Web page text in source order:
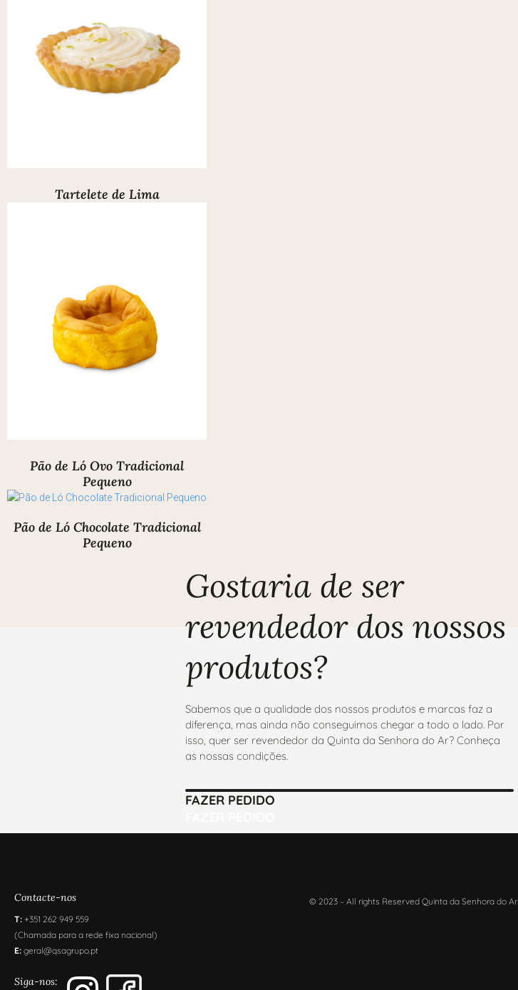
Tartelete de Lima
Pão de Ló Ovo Tradicional
Pequeno
Pão de Ló Chocolate Tradicional
Pequeno
Gostaria de ser
revendedor dos nossos
produtos?
Sabemos que a qualidade dos nossos produtos e marcas faz a
diferença, mas ainda não conseguimos chegar a todo o lado. Por
isso, quer ser revendedor da Quinta da Senhora do Ar? Conheça
as nossas condições.
FAZER PEDIDO
Contacte-nos
T: +351 262 949 559
(Chamada para a rede fixa nacional)
E: geral@qsagrupo.pt
Siga-nos:
© 2023 – All rights Reserved Quinta da Senhora do Ar